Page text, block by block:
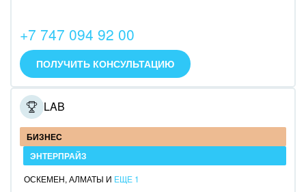
IT, Интернет
Консалтинговые и управленческие услуги
Культурные события, спорт, шоу-бизнес
Логистика
Мебель, лес, деревообработка
+7 747 094 92 00
ПОЛУЧИТЬ КОНСУЛЬТАЦИЮ
ONELAB
БИЗНЕС
ЭНТЕРПРАЙЗ
ОСКЕМЕН, АЛМАТЫ И ЕЩЕ 1